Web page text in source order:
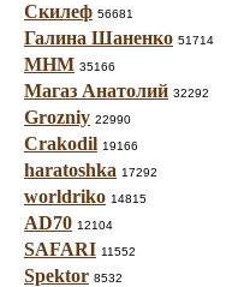
Скилеф 56681
Галина Шаненко 51714
МНМ 35166
Магаз Анатолий 32292
Grozniy 22990
Crakodil 19166
haratoshka 17292
worldriko 14815
AD70 12104
SAFARI 11552
Spektor 8532